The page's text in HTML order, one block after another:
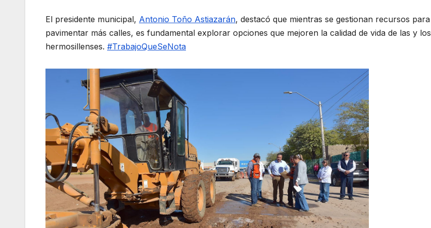
El presidente municipal, Antonio Toño Astiazarán, destacó que mientras se gestionan recursos para
pavimentar más calles, es fundamental explorar opciones que mejoren la calidad de vida de las y los
hermosillenses. #TrabajoQueSeNota